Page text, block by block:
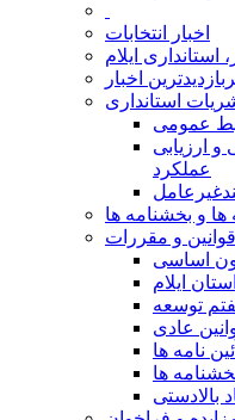
اخبار انتخابات
استانداری ایلام
اخبار
استانداری
عمومی
ارزيابی
عملکرد
ها و بخشنامه ها
قوانین و مقررات
اساسی
ایلام
توسعه
عادی
آئین نامه ها
ها
بالادستی